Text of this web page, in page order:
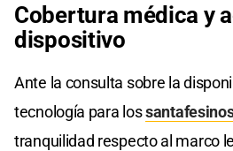
Cobertura médica y
dispositivo
Ante la consulta sobre la
tecnología para los
tranquilidad respecto al marco